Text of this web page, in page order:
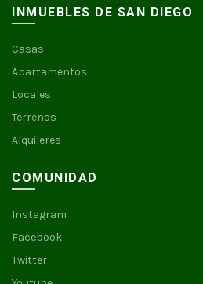
INMUEBLES DE SAN DIEGO
Casas
Apartamentos
Locales
Terrenos
Alquileres
COMUNIDAD
Instagram
Facebook
Twitter